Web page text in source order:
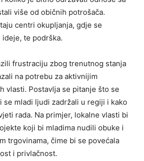
više od običnih potrošača.
centri okupljanja, gdje se
te podrška.
frustraciju zbog trenutnog stanja
na potrebu za aktivnijim
vlasti. Postavlja se pitanje što se
se mladi ljudi zadržali u regiji i kako
rada. Na primjer, lokalne vlasti bi
koji bi mladima nudili obuke i
trgovinama, čime bi se povećala
i privlačnost.